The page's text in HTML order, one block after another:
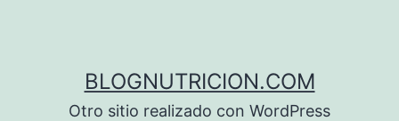
BLOGNUTRICION.COM
Otro sitio realizado con WordPress